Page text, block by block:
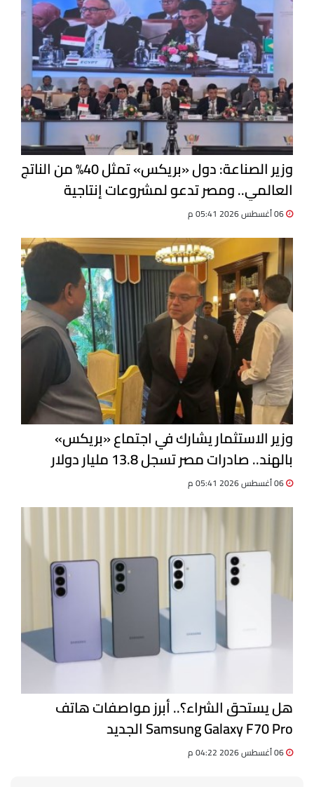
وزير الصناعة: دول «بريكس» تمثل 40% من الناتج
العالمي.. ومصر تدعو لمشروعات إنتاجية
مشتركة
وزير الاستثمار يشارك في اجتماع «بريكس»
بالهند.. صادرات مصر تسجل 13.8 مليار دولار
هل يستحق الشراء؟.. أبرز مواصفات هاتف
Samsung Galaxy F70 Pro الجديد